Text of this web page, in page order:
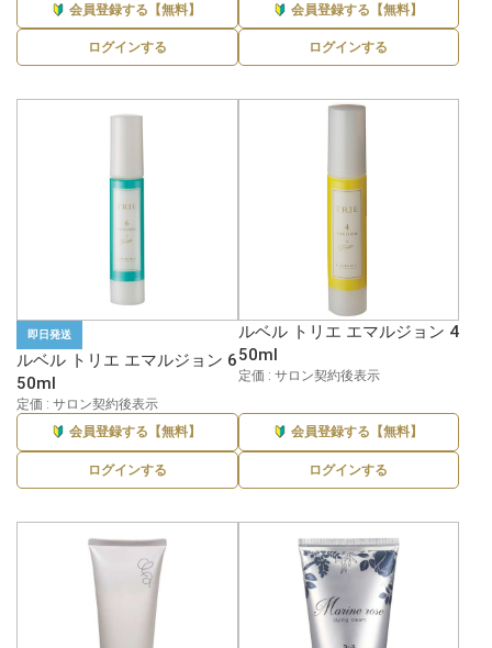
会員登録する【無料】
ログインする
会員登録する【無料】
ログインする
即日発送
ルベル トリエ エマルジョン 6
50ml
定価 : サロン契約後表示
会員登録する【無料】
ログインする
ルベル トリエ エマルジョン 4
50ml
定価 : サロン契約後表示
会員登録する【無料】
ログインする